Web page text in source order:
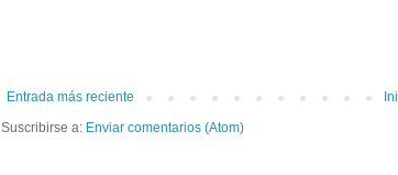
Entrada más reciente
Suscribirse a: Enviar comentarios (Atom)